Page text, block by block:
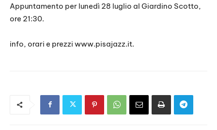
Appuntamento per lunedì 28 luglio al Giardino Scotto,
ore 21:30.
info, orari e prezzi www.pisajazz.it.